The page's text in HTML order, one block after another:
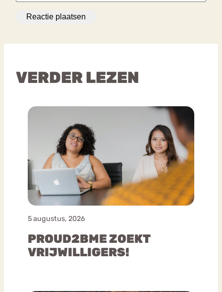
VERDER LEZEN
5 augustus, 2026
PROUD2BME ZOEKT
VRIJWILLIGERS!